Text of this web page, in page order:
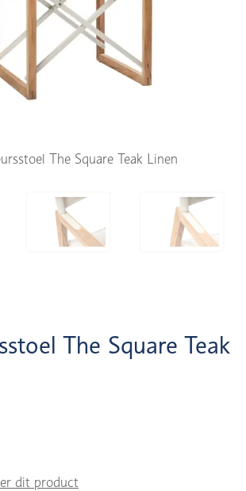
The Square Teak Linen
The Square Teak
dit product